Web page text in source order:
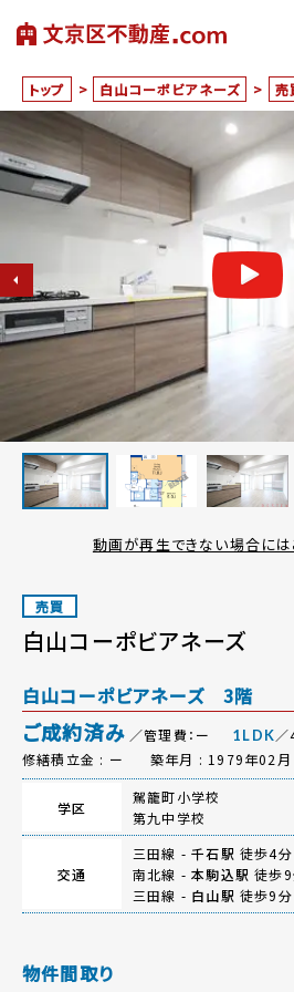
トップ > 白山コーポビアネーズ > 売
動画が再生できない場合には
売買
白山コーポビアネーズ
白山コーポビアネーズ 3階
ご成約済み ／管理費：ー 1LDK
修繕積立金 : ー
築年月 : 1979年02月
学区
駕籠町小学校
第九中学校
交通
三田線 -千石駅 徒歩4分
南北線 -本駒込駅 徒歩
三田線 - 白山駅 徒歩9分
物件間取り